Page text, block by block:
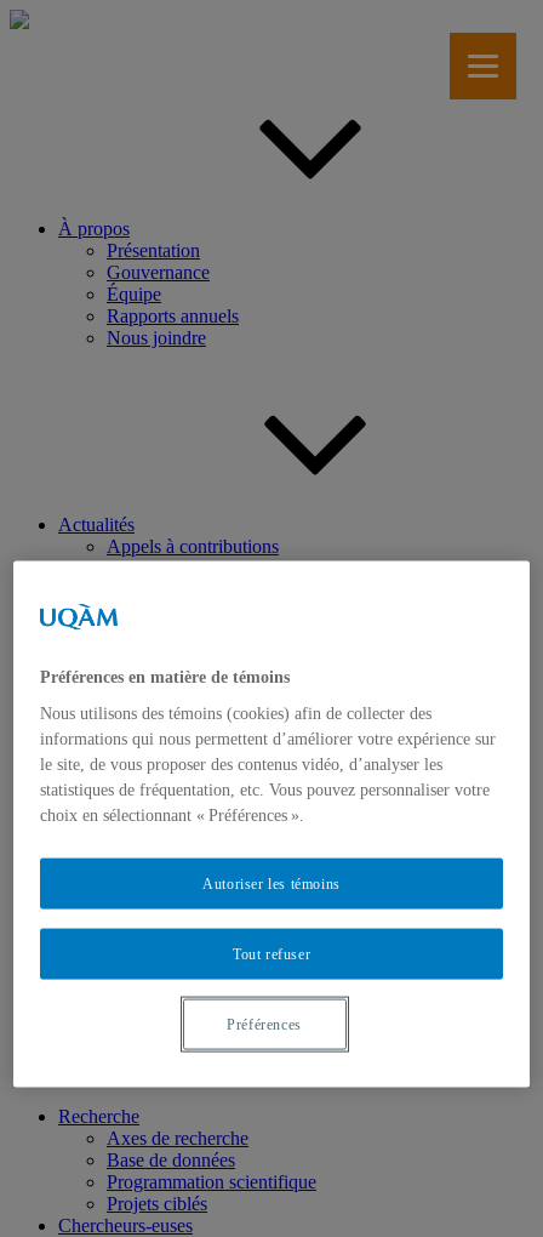
Aller
À propos
Présentation
Gouvernance
Équipe
Rapports annuels
Nous joindre
Actualités
Appels à contributions
Bourses et prix
Dans les médias
Activités
Archives et bilans
Colloque international CRISES
Perspectives et dialogue
Vidéos et baladodiffusions
Recherche
Axes de recherche
Base de données
Programmation scientifique
Projets ciblés
Chercheurs-euses
Préférences en matière de témoins
Nous utilisons des témoins (cookies) afin de collecter des
informations qui nous permettent d’améliorer votre expérience sur
le site, de vous proposer des contenus vidéo, d’analyser les
statistiques de fréquentation, etc. Vous pouvez personnaliser votre
choix en sélectionnant « Préférences ».
Tout refuser
Autoriser les témoins
Préférences